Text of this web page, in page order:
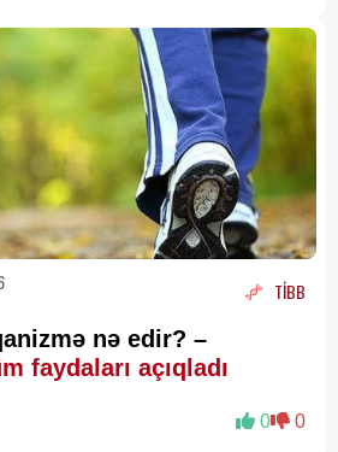
TİBB
nə edir? –
faydaları açıqladı
0 0